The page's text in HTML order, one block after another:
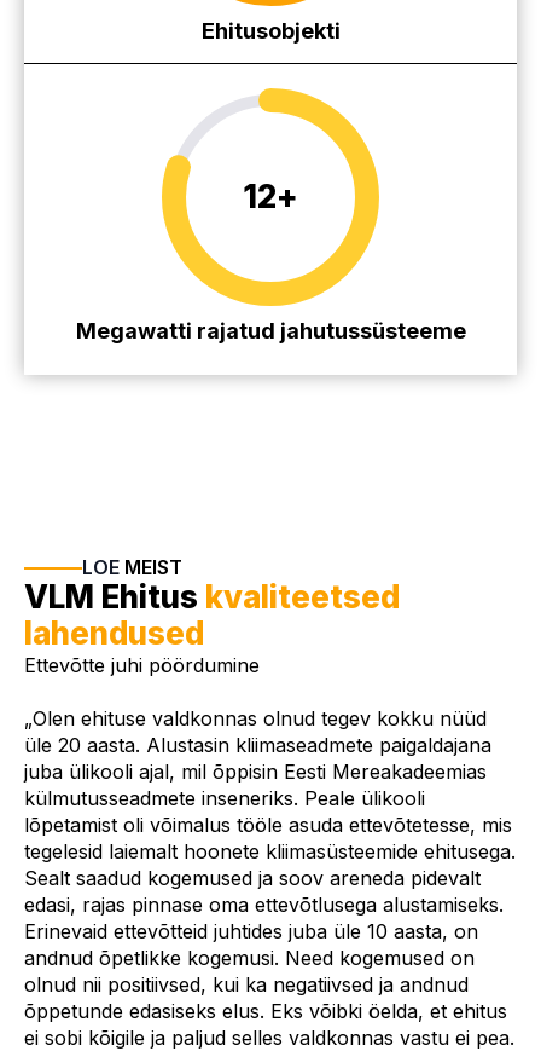
Ehitusobjekti
12+
Megawatti rajatud jahutussüsteeme
LOE MEIST
VLM Ehitus kvaliteetsed
lahendused
Ettevõtte juhi pöördumine
„Olen ehituse valdkonnas olnud tegev kokku nüüd
üle 20 aasta. Alustasin kliimaseadmete paigaldajana
juba ülikooli ajal, mil õppisin Eesti Mereakadeemias
külmutusseadmete inseneriks. Peale ülikooli
lõpetamist oli võimalus tööle asuda ettevõtetesse, mis
tegelesid laiemalt hoonete kliimasüsteemide ehitusega.
Sealt saadud kogemused ja soov areneda pidevalt
edasi, rajas pinnase oma ettevõtlusega alustamiseks.
Erinevaid ettevõtteid juhtides juba üle 10 aasta, on
andnud õpetlikke kogemusi. Need kogemused on
olnud nii positiivsed, kui ka negatiivsed ja andnud
õppetunde edasiseks elus. Eks võibki öelda, et ehitus
ei sobi kõigile ja paljud selles valdkonnas vastu ei pea.